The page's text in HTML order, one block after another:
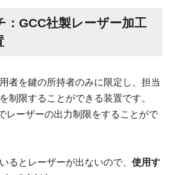
：GCC社製レーザー加工
者を鍵の所持者のみに限定し、担当
制限することができる装置です。
レーザーの出力制限をすることがで
るとレーザーが出ないので、 使用す